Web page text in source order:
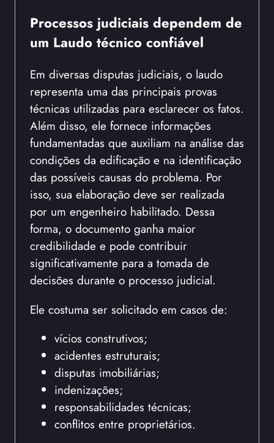
Processos judiciais dependem de
um Laudo técnico confiável
Em diversas disputas judiciais, o laudo
representa uma das principais provas
técnicas utilizadas para esclarecer os fatos.
Além disso, ele fornece informações
fundamentadas que auxiliam na análise das
condições da edificação e na identificação
das possíveis causas do problema. Por
isso, sua elaboração deve ser realizada
por um engenheiro habilitado. Dessa
forma, o documento ganha maior
credibilidade e pode contribuir
significativamente para a tomada de
decisões durante o processo judicial.
Ele costuma ser solicitado em casos de:
vícios construtivos;
acidentes estruturais;
disputas imobiliárias;
indenizações;
responsabilidades técnicas;
conflitos entre proprietários.